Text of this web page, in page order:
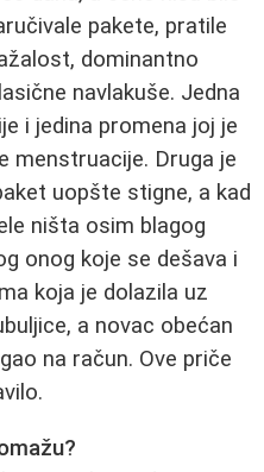
pakete, pratile
dominantno
navlakuše. Jedna
i jedina promena joj je
menstruacije. Druga je
uopšte stigne, a kad
ništa osim blagog
onog koje se dešava i
koja je dolazila uz
a novac obećan
na račun. Ove priče